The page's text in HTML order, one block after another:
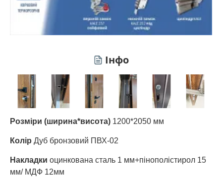
Інфо
Розміри (ширина*висота) 1200*2050 мм
Колір Дуб бронзовий ПВХ-02
Накладки оцинкована сталь 1 мм+пінополістирол 15
мм/ МДФ 12мм